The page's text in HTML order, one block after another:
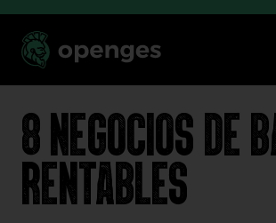
8 NEGOCIOS DE
RENTABLES